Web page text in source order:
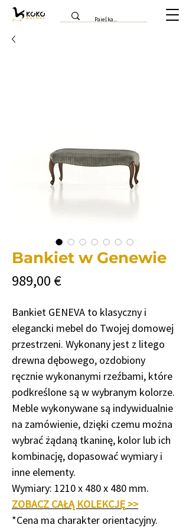
Bankiet w Genewie
989,00 €Cena
Bankiet GENEVA to klasyczny i
elegancki mebel do Twojej domowej
przestrzeni. Wykonany jest z litego
drewna dębowego, ozdobiony
ręcznie wykonanymi rzeźbami, które
podkreślone są w wybranym kolorze.
Meble wykonywane są indywidualnie
na zamówienie, dzięki czemu można
wybrać żądaną tkaninę, kolor lub ich
kombinację, dopasować wymiary i
inne elementy.
Wymiary: 1210 x 480 x 480 mm.
ZOBACZ CAŁĄ KOLEKCJĘ >>
*Cena ma charakter orientacyjny.